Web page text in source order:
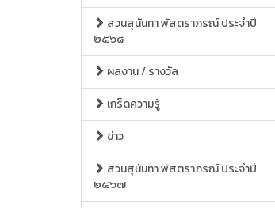
สวนสุนันทา พัสตราภรณ์ ประจำปี
๒๕๖๘
ผลงาน / รางวัล
เกร็ดความรู้
ข่าว
สวนสุนันทา พัสตราภรณ์ ประจำปี
๒๕๖๗